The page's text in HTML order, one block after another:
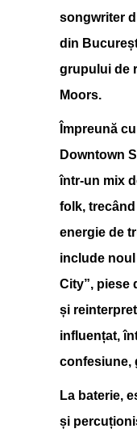
songwriter
din
grupului de
Moors.
Împreună
Downtown
într-un mix
folk,
energie de
include
City”, piese
și
influențat,
confesiune,
La baterie,
și